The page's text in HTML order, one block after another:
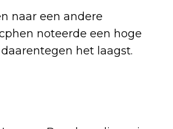
naar een andere
noteerde een hoge
het laagst.